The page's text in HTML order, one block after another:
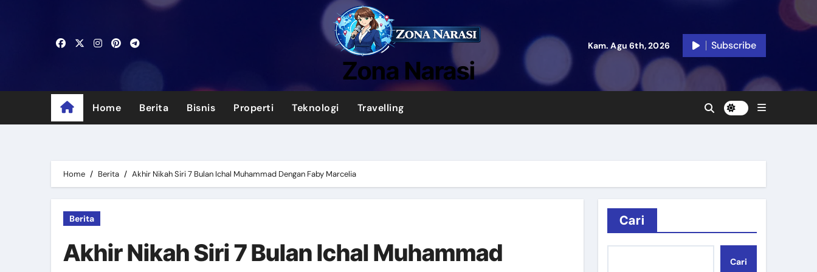
Zona Narasi
Kam. Agu 6th, 2026 Subscribe
Home Berita Bisnis Properti Teknologi Travelling
Home Berita Akhir Nikah Siri 7 Bulan Ichal Muhammad Dengan Faby Marcelia
Berita
Akhir Nikah Siri 7 Bulan Ichal Muhammad
Cari
Cari